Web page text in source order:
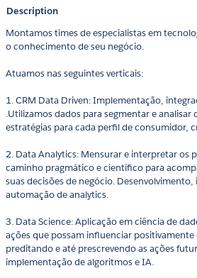
Description
Montamos times de especialistas em
o conhecimento de seu negócio.
Atuamos nas seguintes verticais:
1. CRM Data Driven: Implementação,
.Utilizamos dados para segmentar e
estratégias para cada perfil de consumidor,
2. Data Analytics: Mensurar e interpretar os
caminho pragmático e científico para
suas decisões de negócio.
automação de analytics.
3. Data Science: Aplicação em ciência de
ações que possam influenciar
preditando e até prescrevendo as ações
implementação de algoritmos e IA.